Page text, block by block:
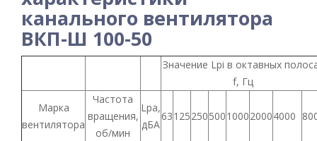
канального вентилятора
ВКП-Ш 100-50
Значение Lpi в октавных
f, Гц
Марка
вентилятора
Частота
вращения,
об/мин
Lpa,
дБА
63125250500100020004000